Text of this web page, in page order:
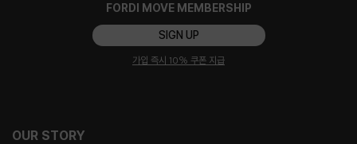
FORDI MOVE MEMBERSHIP
SIGN UP
가입 즉시 10% 쿠폰 지급
OUR STORY